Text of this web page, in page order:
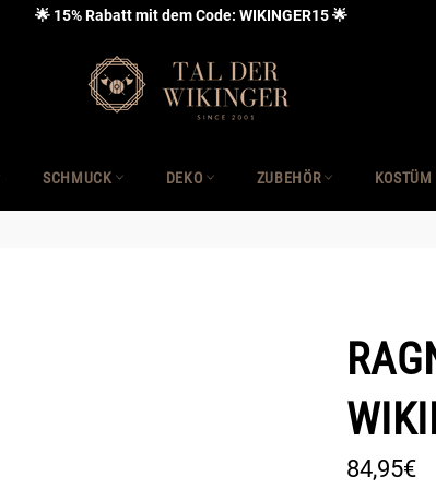
🌟 15% Rabatt mit dem Code: WIKINGER15 🌟
SCHMUCK DEKO ZUBEHÖR KOSTÜM
Normaler
Preis
84,95€